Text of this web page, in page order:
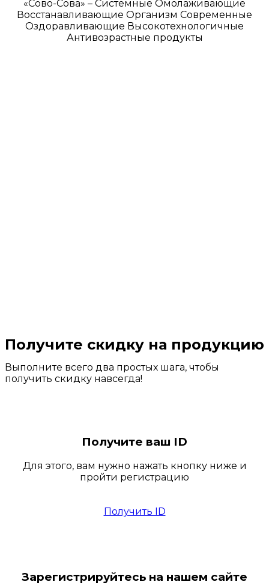
«Сово-Сова» – Системные Омолаживающие
Восстанавливающие Организм Современные
Оздоравливающие Высокотехнологичные
Антивозрастные продукты
Получите скидку на продукцию
Выполните всего два простых шага, чтобы
получить скидку навсегда!
Получите ваш ID
Для этого, вам нужно нажать кнопку ниже и
пройти регистрацию
Получить ID
Зарегистрируйтесь на нашем сайте